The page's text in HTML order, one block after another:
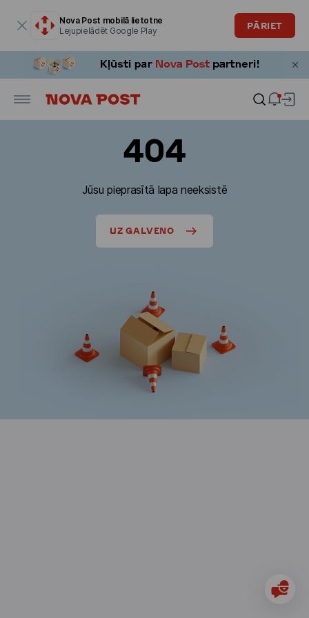
Nova Post mobilā lietotne
Lejupielādēt Google Play
PĀRIET
404
Jūsu pieprasītā lapa neeksistē
UZ GALVENO